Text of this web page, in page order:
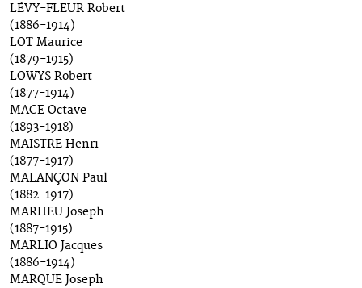
LÉVY-FLEUR Robert
(1886-1914)
LOT Maurice
(1879-1915)
LOWYS Robert
(1877-1914)
MACE Octave
(1893-1918)
MAISTRE Henri
(1877-1917)
MALANÇON Paul
(1882-1917)
MARHEU Joseph
(1887-1915)
MARLIO Jacques
(1886-1914)
MARQUE Joseph